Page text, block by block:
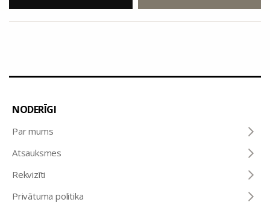
NODERĪGI
Par mums
Atsauksmes
Rekvizīti
Privātuma politika